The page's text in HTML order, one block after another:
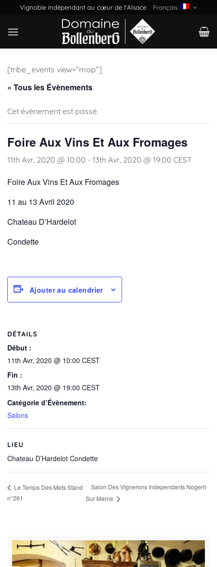
Passer
contenu
Vignoble indépendant au cœur de l'Alsace Français
[tribe_events view=”map”]
« Tous les Évènements
Cet évènement est passé.
Foire Aux Vins Et Aux Fromages
11th Avr, 2020 @ 10:00 - 13th Avr, 2020 @ 19:00 CEST
Foire Aux Vins Et Aux Fromages
11 au 13 Avril 2020
Chateau D’Hardelot
Condette
Ajouter au calendrier
DÉTAILS
Début :
11th Avr, 2020 @ 10:00 CEST
Fin :
13th Avr, 2020 @ 19:00 CEST
Catégorie d’Évènement:
Salons
LIEU
Chateau D’Hardelot Condette
Le Temps Des Mets Stand
n°261
Salon Des Vignerons Independants Nogent
Sur Marne